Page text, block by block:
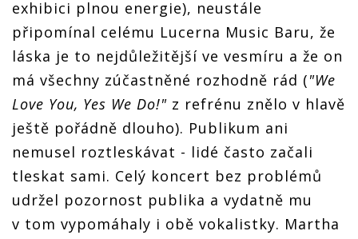
exhibici plnou energie), neustále
připomínal celému Lucerna Music Baru, že
láska je to nejdůležitější ve vesmíru a že on
má všechny zúčastněné rozhodně rád ("We
Love You, Yes We Do!" z refrénu znělo v hlavě
ještě pořádně dlouho). Publikum ani
nemusel roztleskávat - lidé často začali
tleskat sami. Celý koncert bez problémů
udržel pozornost publika a vydatně mu
v tom vypomáhaly i obě vokalistky. Martha